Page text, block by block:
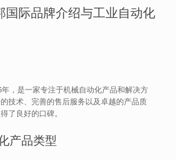
国际品牌介绍与工业自动化
，是一家专注于机械自动化产品和解决方
技术、完善的售后服务以及卓越的产品质
了良好的口碑。
产品类型